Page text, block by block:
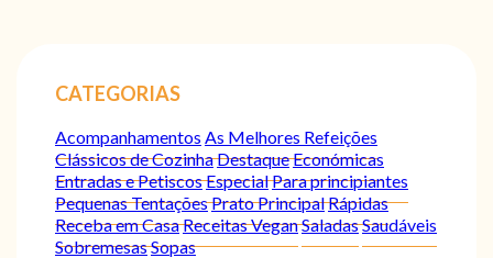
CATEGORIAS
Acompanhamentos As Melhores Refeições
Clássicos de CozinhaDestaqueEconómicas
Entradas e PetiscosEspecialPara principiantes
Pequenas TentaçõesPrato PrincipalRápidas
Receba em CasaReceitas VeganSaladasSaudáveis
SobremesasSopas